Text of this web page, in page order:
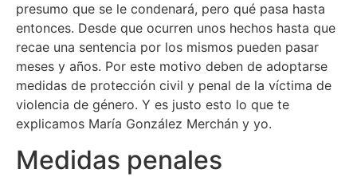
presumo que se le condenará, pero qué pasa hasta
entonces. Desde que ocurren unos hechos hasta que
recae una sentencia por los mismos pueden pasar
meses y años. Por este motivo deben de adoptarse
medidas de protección civil y penal de la víctima de
violencia de género. Y es justo esto lo que te
explicamos María González Merchán y yo.
Medidas penales